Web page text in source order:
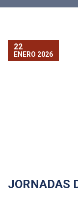
22
ENERO 2026
JORNADAS